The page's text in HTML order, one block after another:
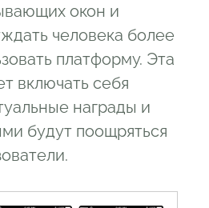
окон и
человека более
платформу. Эта
включать себя
награды и
будут поощряться